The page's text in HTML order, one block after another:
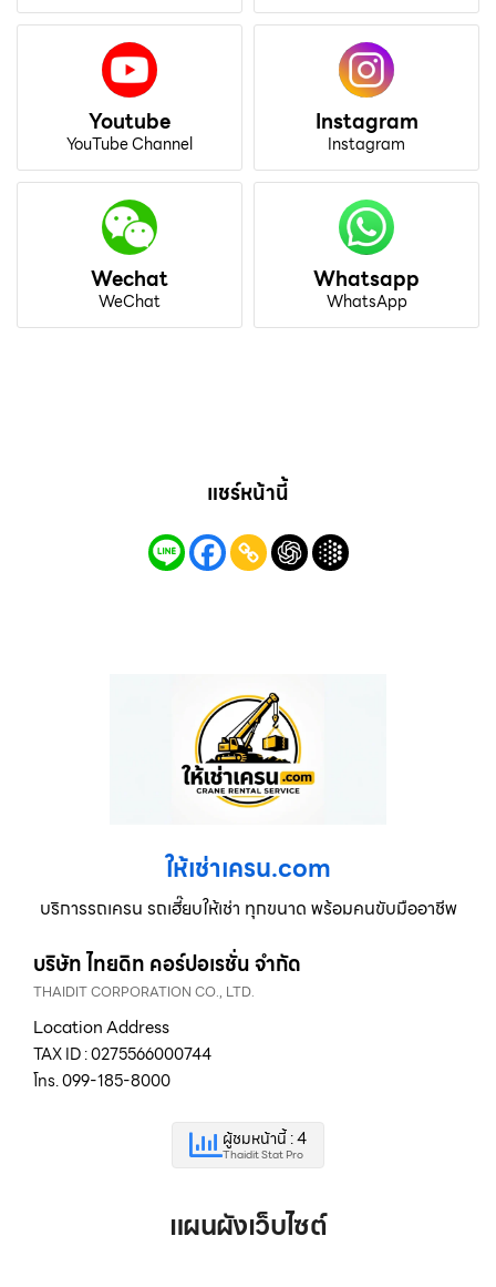
Youtube
YouTube Channel
Instagram
Instagram
Wechat
WeChat
Whatsapp
WhatsApp
แชร์หน้านี้
ให้เช่าเครน.com
บริการรถเครน รถเฮี๊ยบให้เช่า ทุกขนาด พร้อมคนขับมืออาชีพ
บริษัท ไทยดิท คอร์ปอเรชั่น จำกัด
THAIDIT CORPORATION CO., LTD.
Location Address
TAX ID : 0275566000744
โทร. 099-185-8000
ผู้ชมหน้านี้ : 4
Thaidit Stat Pro
แผนผังเว็บไซต์